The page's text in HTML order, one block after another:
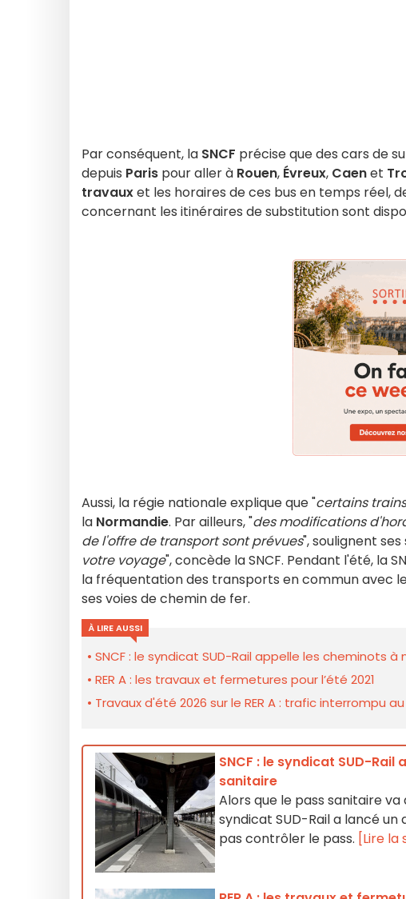
Par conséquent, la SNCF précise que des cars de
depuis Paris pour aller à Rouen, Évreux, Caenet
travauxet les horaires de ces bus en temps réel,
concernant les itinéraires de substitution sont
Aussi, la régie nationale explique que "certains
la Normandie. Par ailleurs, "des modifications
de l'offre de transport sont prévues", soulignent ses
votre voyage", concède la SNCF. Pendant l'été, la
la fréquentation des transports en commun avec
ses voies de chemin de fer.
À LIRE AUSSI
SNCF : le syndicat SUD-Rail appelle les cheminots
RER A : les travaux et fermetures pour l’été 2021
Travaux d'été 2026 sur le RER A : trafic interrompu
SNCF : le syndicat SUD-
sanitaire
Alors que le pass sanitaire
syndicat SUD-Rail a lancé un
pas contrôler le pass. [Lire la